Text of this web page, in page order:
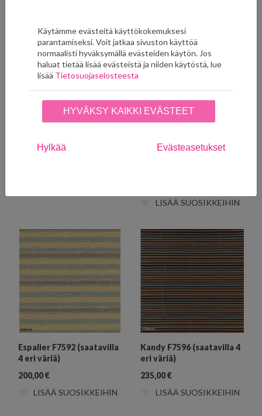
Amphora Azure/Navy
Amphora
LISÄÄ SUOSIKKEIHIN
Espalier F7592 (saatavilla
4 eri väriä)
200,00€
LISÄÄ SUOSIKKEIHIN
Kandy F7596 (saatavilla 4
eri väriä)
235,00€
LISÄÄ SUOSIKKEIHIN
Käytämme evästeitä käyttökokemuksesi
parantamiseksi. Voit jatkaa sivuston käyttöä
normaalisti hyväksymällä evästeiden käytön. Jos
haluat tietää lisää evästeistä ja niiden käytöstä, lue
lisää Tietosuojaselosteesta
HYVÄKSY KAIKKI EVÄSTEET
Hylkää Evästeasetukset